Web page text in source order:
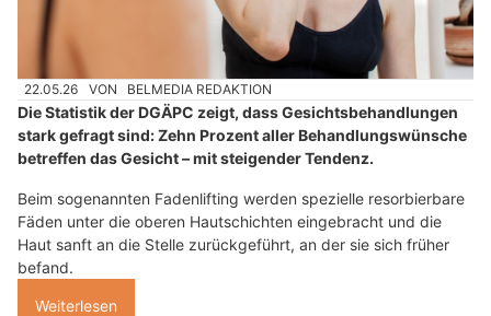
22.05.26 VON BELMEDIA REDAKTION
Die Statistik der DGÄPC zeigt, dass Gesichtsbehandlungen
stark gefragt sind: Zehn Prozent aller Behandlungswünsche
betreffen das Gesicht – mit steigender Tendenz.
Beim sogenannten Fadenlifting werden spezielle resorbierbare
Fäden unter die oberen Hautschichten eingebracht und die
Haut sanft an die Stelle zurückgeführt, an der sie sich früher
befand.
Weiterlesen